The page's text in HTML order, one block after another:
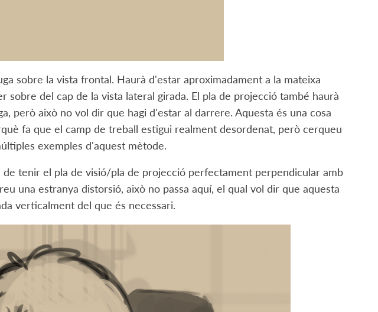
sobre la vista frontal. Haurà d'estar aproximadament a la mateixa
sobre del cap de la vista lateral girada. El pla de projecció també haurà
però això no vol dir que hagi d'estar al darrere. Aquesta és una cosa
fa que el camp de treball estigui realment desordenat, però cerqueu
exemples d'aquest mètode.
tenir el pla de visió/pla de projecció perfectament perpendicular amb
una estranya distorsió, això no passa aquí, el qual vol dir que aquesta
verticalment del que és necessari.